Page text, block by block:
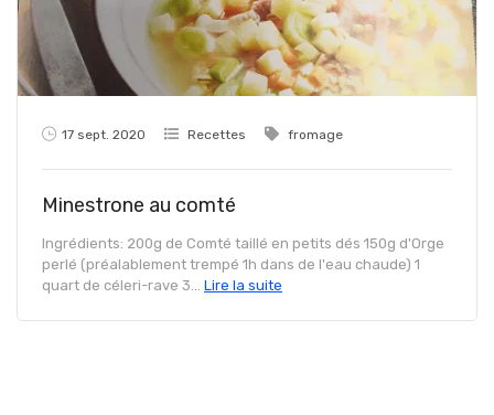
17 sept. 2020 Recettes fromage
Minestrone au comté
Ingrédients: 200g de Comté taillé en petits dés 150g d'Orge
perlé (préalablement trempé 1h dans de l'eau chaude) 1
quart de céleri-rave 3... Lire la suite